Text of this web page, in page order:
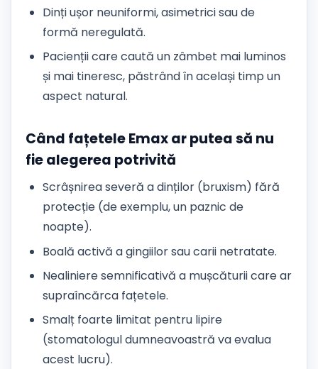
Dinți ușor neuniformi, asimetrici sau de
formă neregulată.
Pacienții care caută un zâmbet mai luminos
și mai tineresc, păstrând în același timp un
aspect natural.
Când fațetele Emax ar putea să nu
fie alegerea potrivită
Scrâșnirea severă a dinților (bruxism) fără
protecție (de exemplu, un paznic de
noapte).
Boală activă a gingiilor sau carii netratate.
Nealiniere semnificativă a mușcăturii care ar
supraîncărca fațetele.
Smalț foarte limitat pentru lipire
(stomatologul dumneavoastră va evalua
acest lucru).